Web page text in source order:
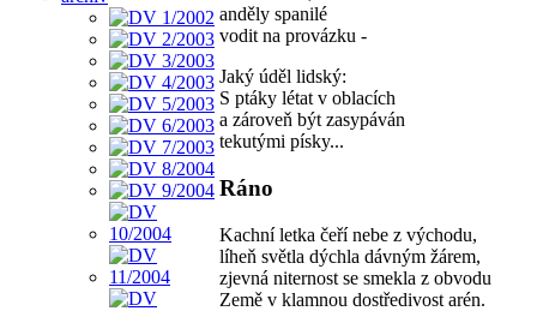
anděly spanilé
vodit na provázku -
Jaký úděl lidský:
S ptáky létat v oblacích
a zároveň být zasypáván
tekutými písky...
Ráno
Kachní letka čeří nebe z východu,
líheň světla dýchla dávným žárem,
zjevná niternost se smekla z obvodu
Země v klamnou dostředivost arén.